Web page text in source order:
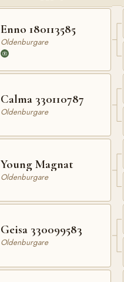
Enno 180113585
Oldenburgare
Calma 330110787
Oldenburgare
Young Magnat
Oldenburgare
Geisa 330099583
Oldenburgare